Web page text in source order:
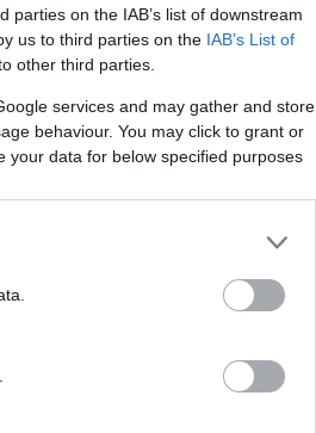
on the IAB’s list of downstream
us to third parties on the IAB’s List of
other third parties.
services and may gather and store
behaviour. You may click to grant or
your data for below specified purposes
Filmalap.
a Filmpartners, a
Eurimages, a
-